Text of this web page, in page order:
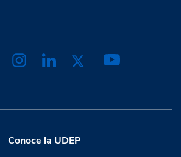
Conoce la UDEP